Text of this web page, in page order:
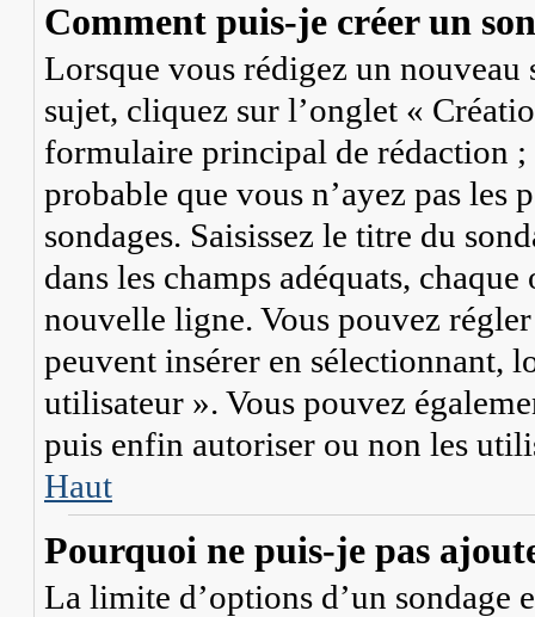
Comment puis-je créer un
Lorsque vous rédigez un nouveau
sujet, cliquez sur l’onglet «
formulaire principal de rédaction ;
probable que vous n’ayez pas les
sondages. Saisissez le titre du
dans les champs adéquats,
nouvelle ligne. Vous pouvez
peuvent insérer en sélectionnant,
utilisateur ». Vous pouvez
puis enfin autoriser ou non les
Haut
Pourquoi ne puis-je pas
La limite d’options d’un sondage